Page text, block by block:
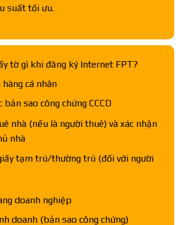
suất tối ưu.
tờ gì khi đăng ký Internet FPT?
cá nhân
bản sao công chứng CCCD
nhà (nếu là người thuê) và xác nhận
nhà
tạm trú/thường trú (đối với người
doanh nghiệp
doanh (bản sao công chứng)